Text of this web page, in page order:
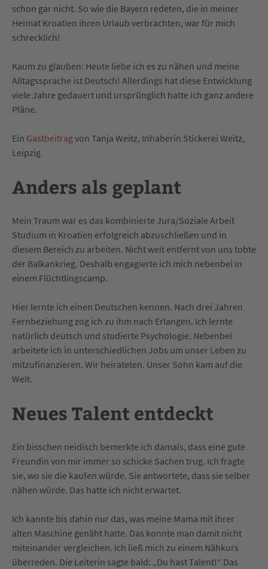
schon gar nicht. So wie die Bayern redeten, die in meiner
Heimat Kroatien ihren Urlaub verbrachten, war für mich
schrecklich!
Kaum zu glauben: Heute liebe ich es zu nähen und meine
Alltagssprache ist Deutsch! Allerdings hat diese Entwicklung
viele Jahre gedauert und ursprünglich hatte ich ganz andere
Pläne.
Ein Gastbeitragvon Tanja Weitz, Inhaberin Stickerei Weitz,
Leipzig
Anders als geplant
Mein Traum war es das kombinierte Jura/Soziale Arbeit
Studium in Kroatien erfolgreich abzuschließen und in
diesem Bereich zu arbeiten. Nicht weit entfernt von uns tobte
der Balkankrieg. Deshalb engagierte ich mich nebenbei in
einem Flüchtlingscamp.
Hier lernte ich einen Deutschen kennen. Nach drei Jahren
Fernbeziehung zog ich zu ihm nach Erlangen. Ich lernte
natürlich deutsch und studierte Psychologie. Nebenbei
arbeitete ich in unterschiedlichen Jobs um unser Leben zu
mitzufinanzieren. Wir heirateten. Unser Sohn kam auf die
Welt.
Neues Talent entdeckt
Ein bisschen neidisch bemerkte ich damals, dass eine gute
Freundin von mir immer so schicke Sachen trug. Ich fragte
sie, wo sie die kaufen würde. Sie antwortete, dass sie selber
nähen würde. Das hatte ich nicht erwartet.
Ich kannte bis dahin nur das, was meine Mama mit ihrer
alten Maschine genäht hatte. Das konnte man damit nicht
miteinander vergleichen. Ich ließ mich zu einem Nähkurs
überreden. Die Leiterin sagte bald: „Du hast Talent!“ Das